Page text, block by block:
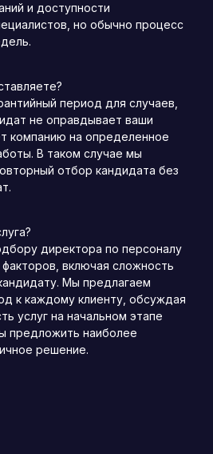
и доступности
но обычно процесс
период для случаев,
не оправдывает ваши
компанию на определенное
В таком случае мы
отбор кандидата без
директора по персоналу
включая сложность
Мы предлагаем
к каждому клиенту, обсуждая
услуг на начальном этапе
предложить наиболее
решение.